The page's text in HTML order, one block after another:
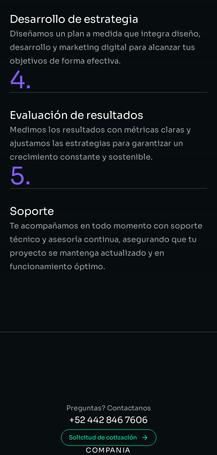
Desarrollo de estrategia
Diseñamos un plan a medida que integra diseño,
desarrollo y marketing digital para alcanzar tus
objetivos de forma efectiva.
4.
Evaluación de resultados
Medimos los resultados con métricas claras y
ajustamos las estrategias para garantizar un
crecimiento constante y sostenible.
5.
Soporte
Te acompañamos en todo momento con soporte
técnico y asesoría continua, asegurando que tu
proyecto se mantenga actualizado y en
funcionamiento óptimo.
Preguntas? Contactanos
+52 442 846 7606
Solicitud de cotización
COMPANIA